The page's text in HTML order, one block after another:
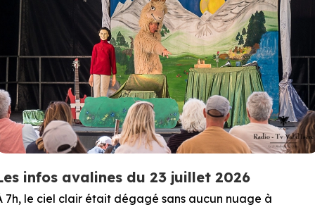
infos avalines du 23 juillet 2026
7h, le ciel clair était dégagé sans aucun nuage à